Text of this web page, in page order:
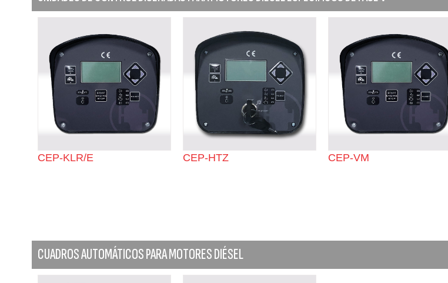
CEP-KLR/E CEP-HTZ CEP-VM
CUADROS AUTOMÁTICOS PARA MOTORES DIÉSEL